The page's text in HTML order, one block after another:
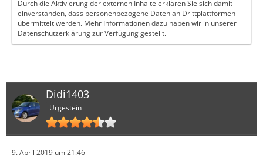
Durch die Aktivierung der externen Inhalte erklären Sie sich damit
einverstanden, dass personenbezogene Daten an Drittplattformen
übermittelt werden. Mehr Informationen dazu haben wir in unserer
Datenschutzerklärung zur Verfügung gestellt.
Didi1403
Urgestein
9. April 2019 um 21:46